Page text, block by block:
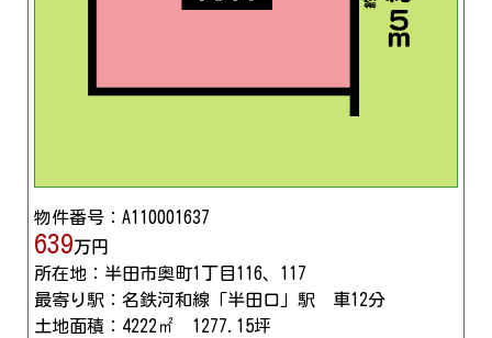
物件番号：A110001637
639万円
所在地：半田市奥町1丁目116、117
最寄り駅：名鉄河和線「半田口」駅 車12分
土地面積：4222㎡ 1277.15坪